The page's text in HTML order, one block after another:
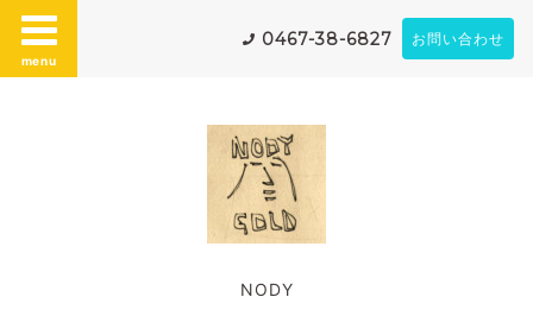
menu
0467-38-6827 お問い合わせ
NODY